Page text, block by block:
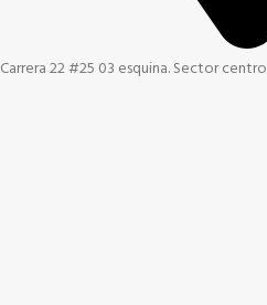
Carrera 22 #25 03 esquina. Sector centro